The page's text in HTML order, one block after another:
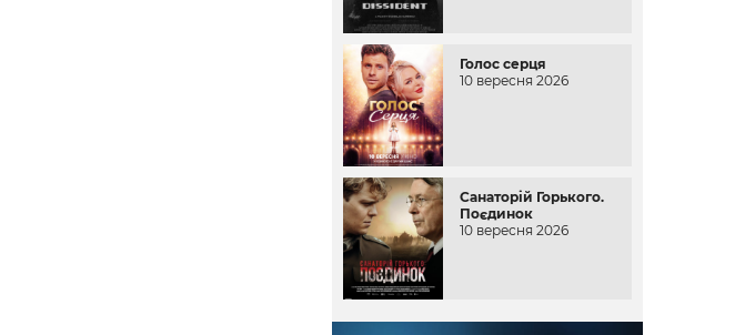
Голос серця
10 вересня 2026
Санаторій Горького.
Поєдинок
10 вересня 2026